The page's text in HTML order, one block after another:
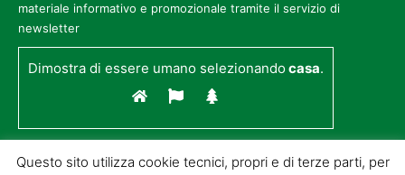
materiale informativo e promozionale tramite il servizio di
newsletter
Dimostra di essere umano selezionandocasa.
Questo sito utilizza cookie tecnici, propri e di terze parti, per